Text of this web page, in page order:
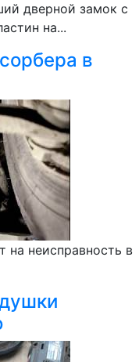
дверной замок с
на...
в
на неисправность в